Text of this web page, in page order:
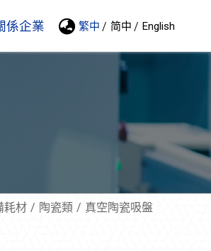
係企業 繁中 简中 English
耗材 陶瓷類 真空陶瓷吸盤